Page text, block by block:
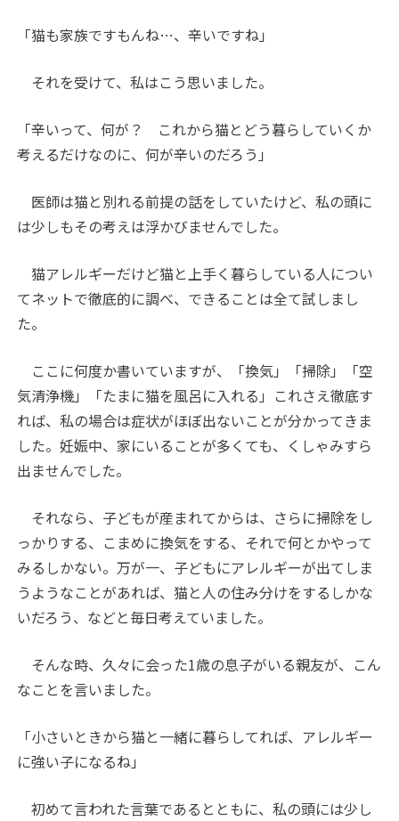
「猫も家族ですもんね…、辛いですね」
それを受けて、私はこう思いました。
「辛いって、何が？ これから猫とどう暮らしていくか
考えるだけなのに、何が辛いのだろう」
医師は猫と別れる前提の話をしていたけど、私の頭に
は少しもその考えは浮かびませんでした。
猫アレルギーだけど猫と上手く暮らしている人につい
てネットで徹底的に調べ、できることは全て試しまし
た。
ここに何度か書いていますが、「換気」「掃除」「空
気清浄機」「たまに猫を風呂に入れる」これさえ徹底す
れば、私の場合は症状がほぼ出ないことが分かってきま
した。妊娠中、家にいることが多くても、くしゃみすら
出ませんでした。
それなら、子どもが産まれてからは、さらに掃除をし
っかりする、こまめに換気をする、それで何とかやって
みるしかない。万が一、子どもにアレルギーが出てしま
うようなことがあれば、猫と人の住み分けをするしかな
いだろう、などと毎日考えていました。
そんな時、久々に会った1歳の息子がいる親友が、こん
なことを言いました。
「小さいときから猫と一緒に暮らしてれば、アレルギー
に強い子になるね」
初めて言われた言葉であるとともに、私の頭には少し